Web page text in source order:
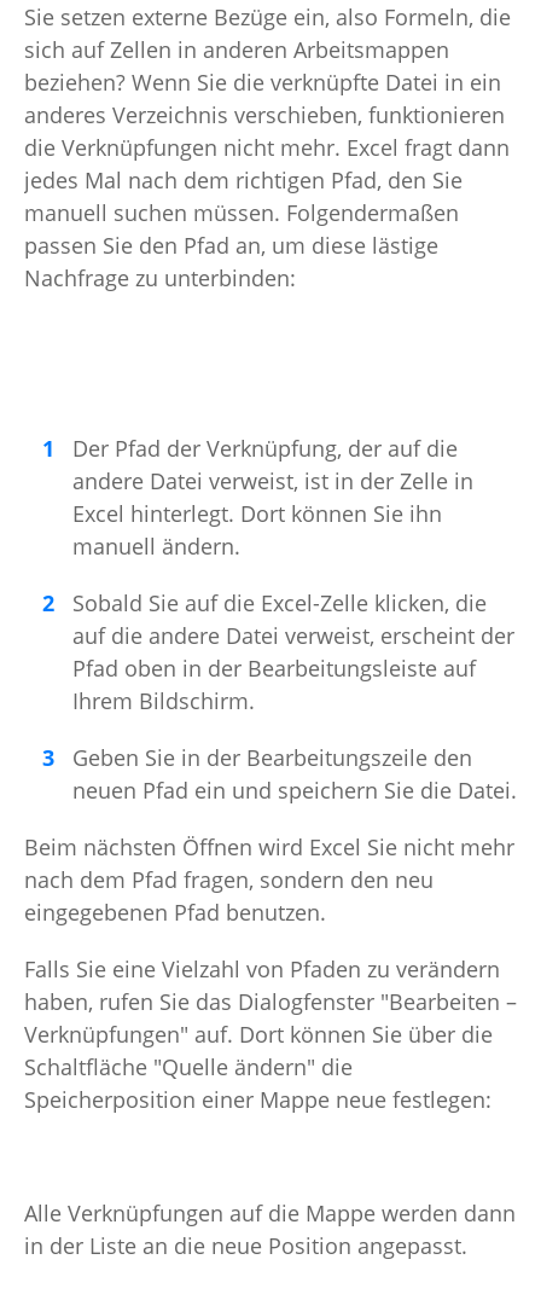
Sie setzen externe Bezüge ein, also Formeln, die
sich auf Zellen in anderen Arbeitsmappen
beziehen? Wenn Sie die verknüpfte Datei in ein
anderes Verzeichnis verschieben, funktionieren
die Verknüpfungen nicht mehr. Excel fragt dann
jedes Mal nach dem richtigen Pfad, den Sie
manuell suchen müssen. Folgendermaßen
passen Sie den Pfad an, um diese lästige
Nachfrage zu unterbinden:
Der Pfad der Verknüpfung, der auf die
andere Datei verweist, ist in der Zelle in
Excel hinterlegt. Dort können Sie ihn
manuell ändern.
Sobald Sie auf die Excel-Zelle klicken, die
auf die andere Datei verweist, erscheint der
Pfad oben in der Bearbeitungsleiste auf
Ihrem Bildschirm.
Geben Sie in der Bearbeitungszeile den
neuen Pfad ein und speichern Sie die Datei.
Beim nächsten Öffnen wird Excel Sie nicht mehr
nach dem Pfad fragen, sondern den neu
eingegebenen Pfad benutzen.
Falls Sie eine Vielzahl von Pfaden zu verändern
haben, rufen Sie das Dialogfenster "Bearbeiten –
Verknüpfungen" auf. Dort können Sie über die
Schaltfläche "Quelle ändern" die
Speicherposition einer Mappe neue festlegen:
Alle Verknüpfungen auf die Mappe werden dann
in der Liste an die neue Position angepasst.